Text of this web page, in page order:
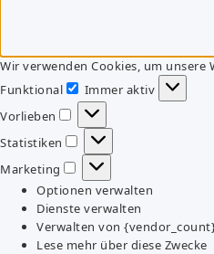
Wir verwenden Cookies, um unsere
Funktional
Funktional
Immer aktiv
Vorlieben
Vorlieben
Statistiken
Statistiken
Marketing
Marketing
Optionen verwalten
Dienste verwalten
Verwalten von
Lese mehr über diese Zwecke